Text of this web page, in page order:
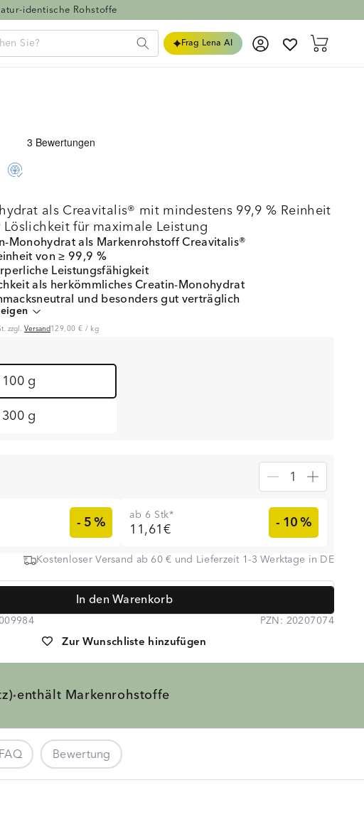
identische Rohstoffe
Frag Lena AI Einloggen Warenkorb
als Creavitalis® mit mindestens 99,9 % Reinheit
für maximale Leistung
Monohydrat als Markenrohstoff Creavitalis®
von ≥ 99,9 %
Leistungsfähigkeit
als herkömmliches Creatin-Monohydrat
und besonders gut verträglich
zzgl. Versand129,00 € / kg
100 g
300 g
- 5 % ab 6 Stk*
11,61€ - 10 %
Kostenloser Versand ab 60 € und Lieferzeit 1-3 Werktage in DE
In den Warenkorb
Zur Wunschliste hinzufügen
med. Simon Feldhaus, Heilpraktikerin Anna Koop, Dr. Anne-Kathrin Huge und
320.000 Kunden vertrauen auf Lebenskraftpur
PZN: 20207074
·enthält Markenrohstoffe
FAQ Bewertung